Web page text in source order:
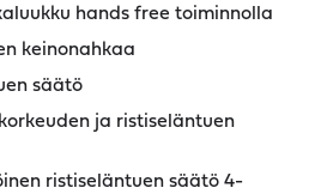
hands free toiminnolla
keinonahkaa
säätö
ja ristiseläntuen
ristiseläntuen säätö 4-